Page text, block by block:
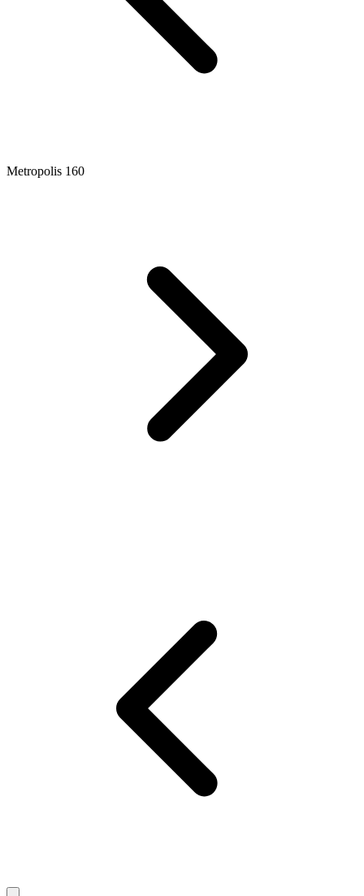
Metropolis 160